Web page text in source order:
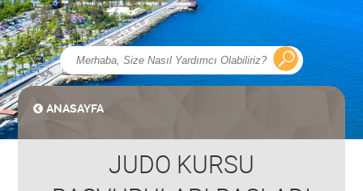
ANASAYFA
JUDO KURSU